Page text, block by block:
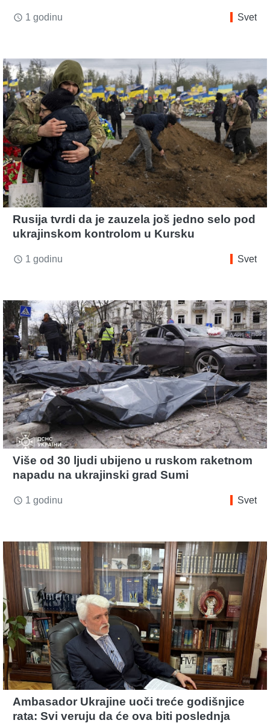
access_time 1 godinu Svet
Rusija tvrdi da je zauzela još jedno selo pod
ukrajinskom kontrolom u Kursku
access_time 1 godinu Svet
Više od 30 ljudi ubijeno u ruskom raketnom
napadu na ukrajinski grad Sumi
access_time 1 godinu Svet
Ambasador Ukrajine uoči treće godišnjice
rata: Svi veruju da će ova biti poslednja